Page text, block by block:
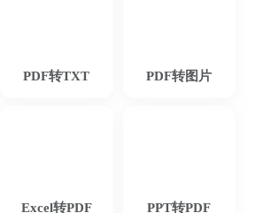
PDF转TXT PDF转图片
Excel转PDF PPT转PDF